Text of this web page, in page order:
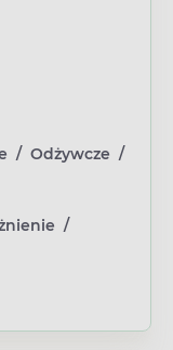
/ Odżywcze /
/